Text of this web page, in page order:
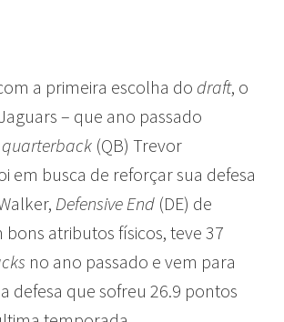
a primeira escolha do draft, o
– que ano passado
quarterback (QB) Trevor
em busca de reforçar sua defesa
Defensive End (DE) de
bons atributos físicos, teve 37
no ano passado e vem para
defesa que sofreu 26.9 pontos